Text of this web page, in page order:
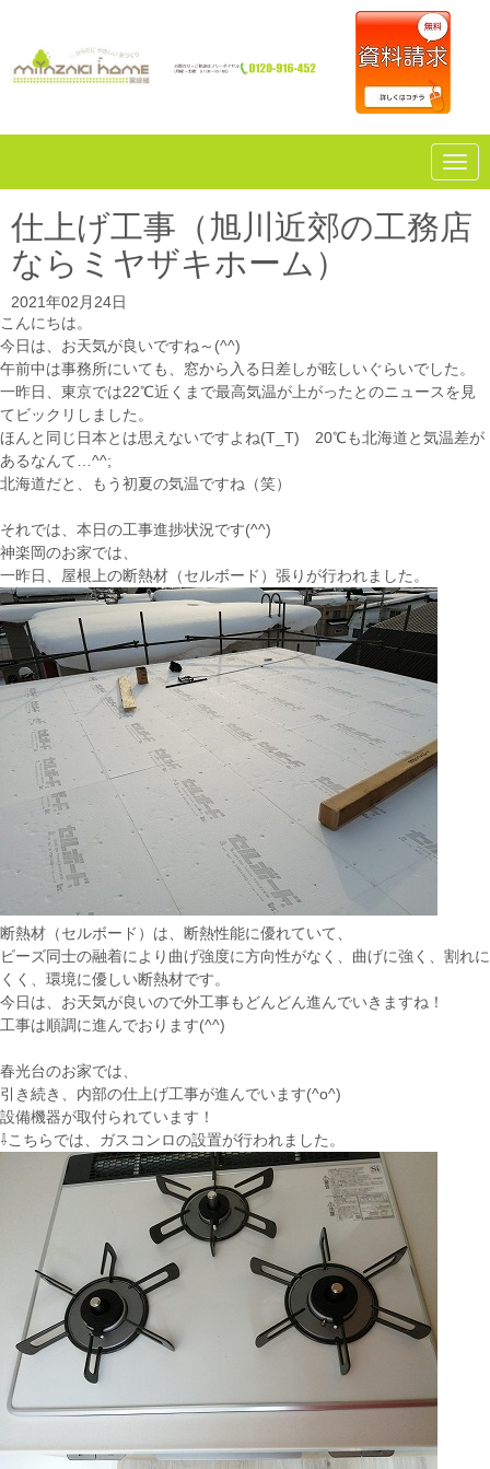
N
a
i
g
仕上げ工事（旭川近郊の工務店
ならミヤザキホーム）
2021年02月24日
こんにちは。
今日は、お天気が良いですね～(^^)
午前中は事務所にいても、窓から入る日差しが眩しいぐらいでした。
一昨日、東京では22℃近くまで最高気温が上がったとのニュースを見
てビックリしました。
ほんと同じ日本とは思えないですよね(T_T) 20℃も北海道と気温差が
あるなんて…^^;
北海道だと、もう初夏の気温ですね（笑）
それでは、本日の工事進捗状況です(^^)
神楽岡のお家では、
一昨日、屋根上の断熱材（セルボード）張りが行われました。
断熱材（セルボード）は、断熱性能に優れていて、
ビーズ同士の融着により曲げ強度に方向性がなく、曲げに強く、割れに
くく、環境に優しい断熱材です。
今日は、お天気が良いので外工事もどんどん進んでいきますね！
工事は順調に進んでおります(^^)
春光台のお家では、
引き続き、内部の仕上げ工事が進んでいます(^o^)
設備機器が取付られています！
⇩こちらでは、ガスコンロの設置が行われました。